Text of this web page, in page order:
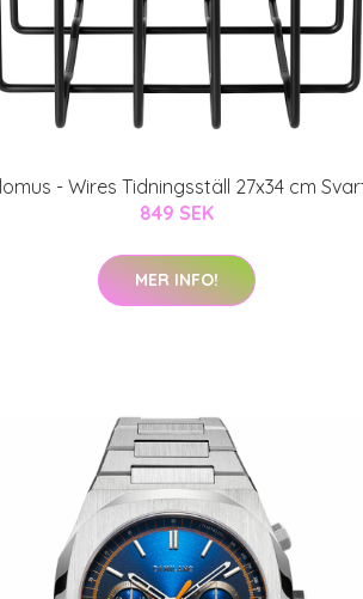
- Wires Tidningsställ 27x34 cm
849 SEK
MER INFO!